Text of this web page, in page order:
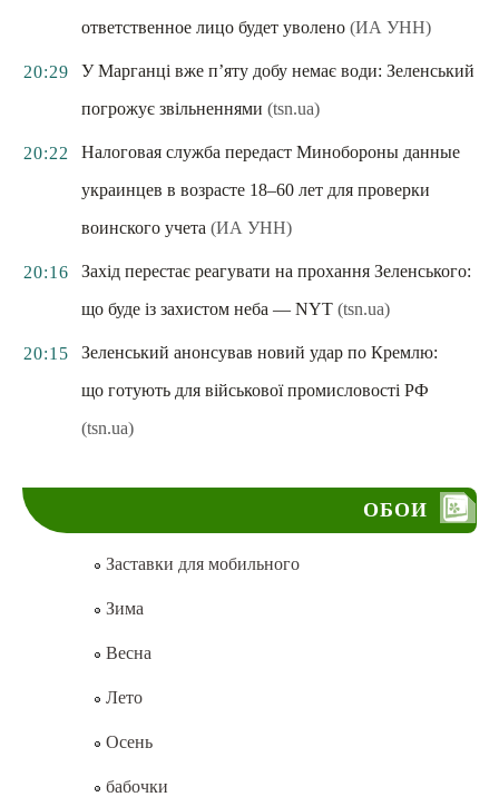
ответственное лицо будет уволено (ИА УНН)
20:29
У Марганці вже п’яту добу немає води: Зеленський
погрожує звільненнями (tsn.ua)
20:22
Налоговая служба передаст Минобороны данные
украинцев в возрасте 18–60 лет для проверки
воинского учета (ИА УНН)
20:16
Захід перестає реагувати на прохання Зеленського:
що буде із захистом неба — NYT (tsn.ua)
20:15
Зеленський анонсував новий удар по Кремлю:
що готують для військової промисловості РФ
(tsn.ua)
ОБОИ
Заставки для мобильного
Зима
Весна
Лето
Осень
бабочки